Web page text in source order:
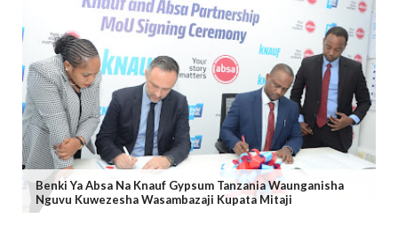
Benki Ya Absa Na Knauf Gypsum Tanzania Waunganisha
Nguvu Kuwezesha Wasambazaji Kupata Mitaji